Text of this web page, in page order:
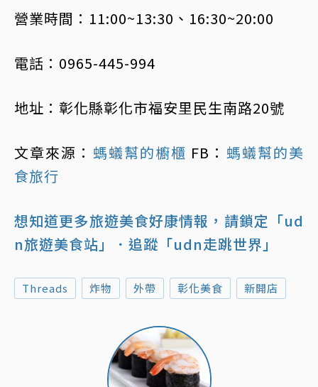
營業時間：11:00~13:30、16:30~20:00
電話：0965-445-994
地址：彰化縣彰化市福安里民生南路20號
文章來源： 螞蟻幫的櫥櫃 FB： 螞蟻幫的美
食旅行
想知道更多旅遊美食好康情報，請鎖定「ud
n旅遊美食站」
．追蹤「udn走跳世界」
Threads 炸物 外帶 彰化美食 新開店